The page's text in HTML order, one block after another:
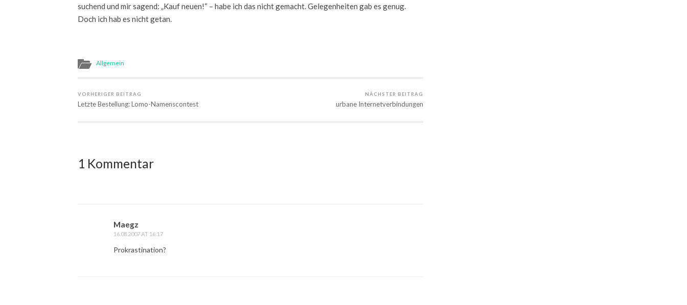
suchend und mir sagend: „Kauf neuen!“ – habe ich das nicht gemacht. Gelegenheiten gab es genug.
Doch ich hab es nicht getan.
Allgemein
VORHERIGER BEITRAG
Letzte Bestellung: Lomo-Namenscontest
NÄCHSTER BEITRAG
urbane Internetverbindungen
1 Kommentar
Maegz
16.08.2007 AT 16:17
Prokrastination?